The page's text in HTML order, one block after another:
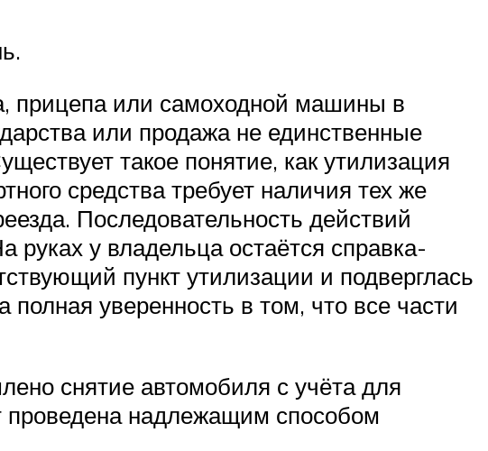
прицепа или самоходной машины в
или продажа не единственные
такое понятие, как утилизация
средства требует наличия тех же
Последовательность действий
руках у владельца остаётся справка-
пункт утилизации и подверглась
уверенность в том, что все части
снятие автомобиля с учёта для
проведена надлежащим способом